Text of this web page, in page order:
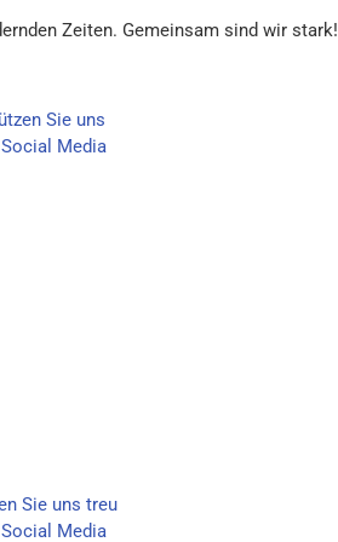
Zeiten. Gemeinsam sind wir stark!
Sie uns
Media
Sie uns treu
Media